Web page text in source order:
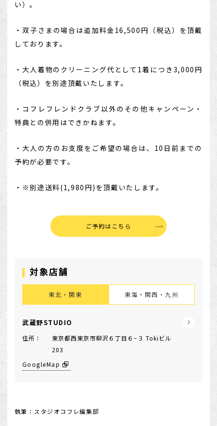
い）。
・双子さまの場合は追加料金16,500円（税込）を頂戴
しております。
・大人着物のクリーニング代として1着につき3,000円
（税込）を別途頂戴いたします。
・コフレフレンドクラブ以外のその他キャンペーン・
特典との併用はできかねます。
・大人の方のお支度をご希望の場合は、10日前までの
予約が必要です。
・※別途送料(1,980円)を頂戴いたします。
ご予約はこちら
対象店舗
東北・関東
武蔵野STUDIO
住所：
東京都西東京市柳沢６丁目６−３ Tokiビル
203
GoogleMap
東海・関西・九州
執筆：スタジオコフレ編集部